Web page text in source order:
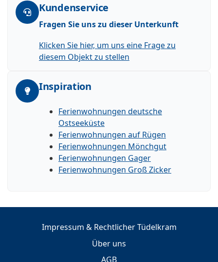
Kundenservice
Fragen Sie uns zu dieser Unterkunft
Klicken Sie hier, um uns eine Frage zu
diesem Objekt zu stellen
Inspiration
Ferienwohnungen deutsche
Ostseeküste
Ferienwohnungen auf Rügen
Ferienwohnungen Mönchgut
Ferienwohnungen Gager
Ferienwohnungen Groß Zicker
Impressum & Rechtlicher Tüdelkram
Über uns
AGB